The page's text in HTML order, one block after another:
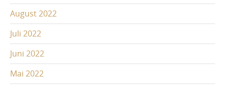
August 2022
Juli 2022
Juni 2022
Mai 2022